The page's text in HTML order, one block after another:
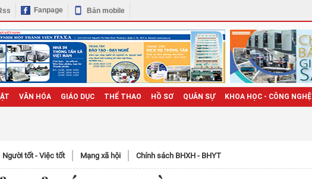
Fanpage Bản mobile
VĂN HÓA GIÁO DỤC THỂ THAO HỒ SƠ QUÂN SỰ KHOA HỌC - CÔNG NGHỆ
Người tốt - Việc tốt Mạng xã hội Chính sách BHXH - BHYT